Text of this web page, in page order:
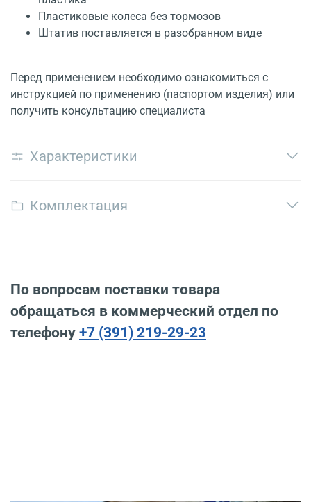
Пластиковые колеса без тормозов
Штатив поставляется в разобранном виде
Перед применением необходимо ознакомиться с
инструкцией по применению (паспортом изделия) или
получить консультацию специалиста
Характеристики
Комплектация
По вопросам поставки товара
обращаться в коммерческий отдел по
телефону +7 (391) 219-29-23